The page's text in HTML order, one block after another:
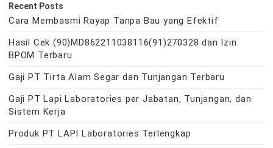
Recent Posts
Cara Membasmi Rayap Tanpa Bau yang Efektif
Hasil Cek (90)MD862211038116(91)270328 dan Izin
BPOM Terbaru
Gaji PT Tirta Alam Segar dan Tunjangan Terbaru
Gaji PT Lapi Laboratories per Jabatan, Tunjangan, dan
Sistem Kerja
Produk PT LAPI Laboratories Terlengkap